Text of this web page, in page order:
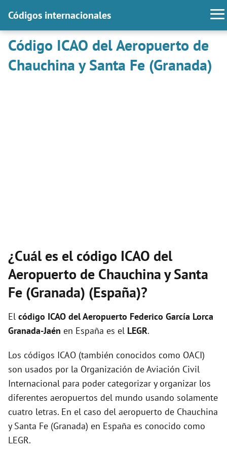
Códigos internacionales
Código ICAO del Aeropuerto de
Chauchina y Santa Fe (Granada)
¿Cuál es el código ICAO del
Aeropuerto de Chauchina y Santa
Fe (Granada) (España)?
El código ICAO delAeropuerto Federico García Lorca
Granada-Jaén en España es el LEGR.
Los códigos ICAO (también conocidos como OACI)
son usados por la Organización de Aviación Civil
Internacional para poder categorizar y organizar los
diferentes aeropuertos del mundo usando solamente
cuatro letras. En el caso del aeropuerto de Chauchina
y Santa Fe (Granada) en España es conocido como
LEGR.